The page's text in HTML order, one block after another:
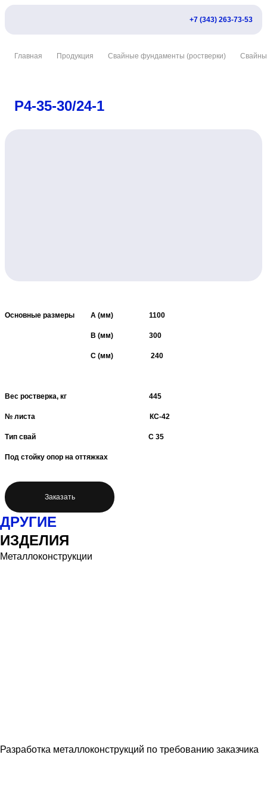
+7 (343) 263-73-53
Главная Продукция Свайные фундаменты (ростверки)
Р4-35-30/24-1
Основные размеры А (мм) 1100
В (мм) 300
С (мм) 240
Вес ростверка, кг 445
№ листа КС-42
Тип свай С 35
Под стойку опор на оттяжках
Заказать
ДРУГИЕ
ИЗДЕЛИЯ
Металлоконструкции
Разработка металлоконструкций по требованию заказчика